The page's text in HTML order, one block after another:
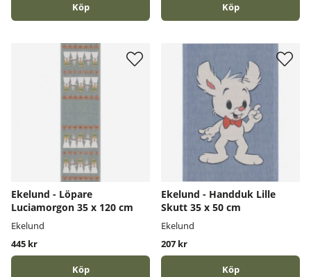
Köp Köp
Ekelund - Löpare
Luciamorgon 35 x 120 cm
Ekelund
445 kr
Köp
Ekelund - Handduk Lille
Skutt 35 x 50 cm
Ekelund
207 kr
Köp